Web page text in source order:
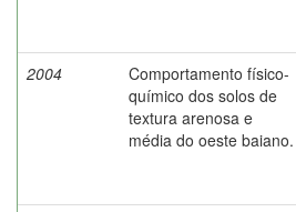
2004
Comportamento físico-
químico dos solos de
textura arenosa e
média do oeste baiano.